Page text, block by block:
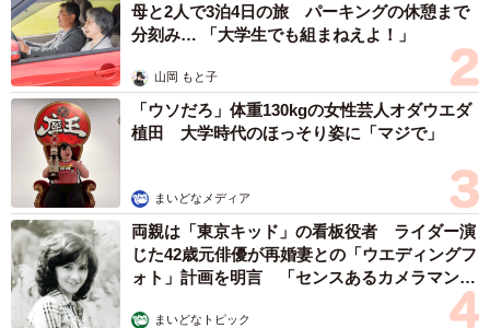
母と2人で3泊4日の旅 パーキングの休憩まで
分刻み… 「大学生でも組まねえよ！」
山岡 もと子
「ウソだろ」体重130kgの女性芸人オダウエダ
植田 大学時代のほっそり姿に「マジで」
まいどなメディア
両親は「東京キッド」の看板役者 ライダー演
じた42歳元俳優が再婚妻との「ウエディングフ
ォト」計画を明言 「センスあるカメラマン求
まいどなトピック